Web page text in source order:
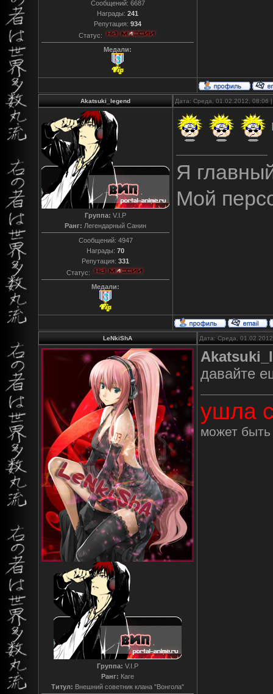
Сообщений: 6687
Награды: 241
Репутация: 934
Статус:
Медали:
Akatsuki_legend Дата: Среда, 01.02.2012,
Группа: V.I.P
Ранг: Легендарный Санин
Сообщений: 4947
Награды: 70
Репутация: 331
Статус:
Медали:
Я
Мой
LeNkiShA Дата: Среда,
Группа: V.I.P
Ранг: Каге
Титул: Внешний советник клана "Вонгола"
давайте
ушла
может быть